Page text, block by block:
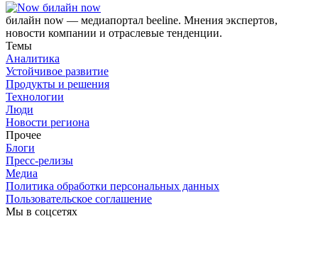
билайн now
билайн now — медиапортал beeline. Мнения экспертов,
новости компании и отраслевые тенденции.
Темы
Аналитика
Устойчивое развитие
Продукты и решения
Технологии
Люди
Новости региона
Прочее
Блоги
Пресс-релизы
Медиа
Политика обработки персональных данных
Пользовательское соглашение
Мы в соцсетях